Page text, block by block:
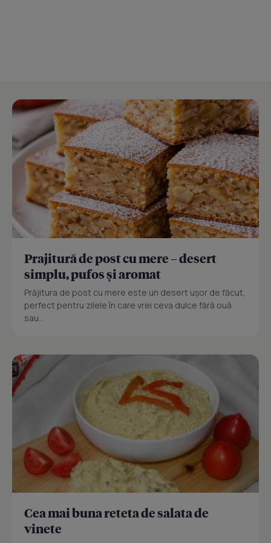
Prajitură de post cu mere – desert
simplu, pufos și aromat
Prăjitura de post cu mere este un desert ușor de făcut,
perfect pentru zilele în care vrei ceva dulce fără ouă
sau...
Cea mai buna reteta de salata de
vinete